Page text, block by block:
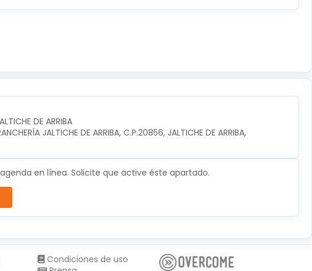
DE ARRIBA
JALTICHE DE ARRIBA, C.P.20856, JALTICHE DE ARRIBA,
en línea. Solicite que active éste apartado.
Condiciones de uso